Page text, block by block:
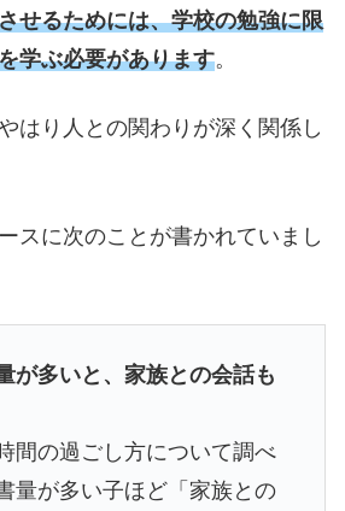
せるためには、学校の勉強に限
学ぶ必要があります。
はり人との関わりが深く関係し
スに次のことが書かれていまし
が多いと、家族との会話も
間の過ごし方について調べ
量が多い子ほど「家族との